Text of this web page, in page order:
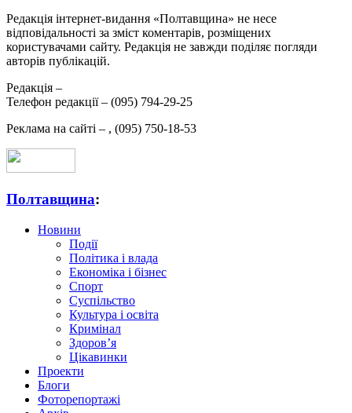
Редакція інтернет-видання «Полтавщина» не несе
відповідальності за зміст коментарів, розміщених
користувачами сайту. Редакція не завжди поділяє погляди
авторів публікацій.
Редакція –
Телефон редакції – (095) 794-29-25
Реклама на сайті – , (095) 750-18-53
Полтавщина:
Новини
Події
Політика і влада
Економіка і бізнес
Спорт
Суспільство
Культура і освіта
Кримінал
Здоров’я
Цікавинки
Проекти
Блоги
Фоторепортажі